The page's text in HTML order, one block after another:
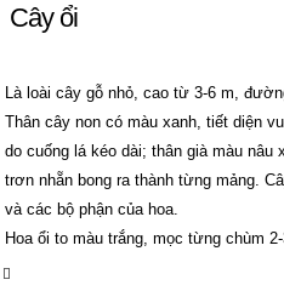
Cây ổi
Là loài cây gỗ nhỏ, cao từ 3-6 m,
Thân cây non có màu xanh, tiết diện
do cuống lá kéo dài; thân già màu
trơn nhẵn bong ra thành từng mảng.
và các bộ phận của hoa.
Hoa ổi to màu trắng, mọc từng chùm